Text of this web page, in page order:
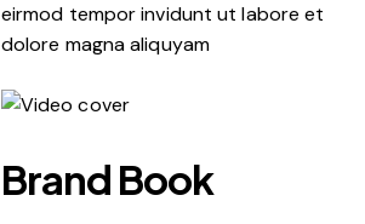
eirmod tempor invidunt ut labore et
dolore magna aliquyam
Brand Book